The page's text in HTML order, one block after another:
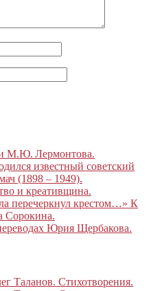
М.Ю. Лермонтова.
известный советский
(1898 – 1949).
и креативщина.
перечеркнул крестом…» К
Сорокина.
Юрия Щербакова.
Таланов. Стихотворения.